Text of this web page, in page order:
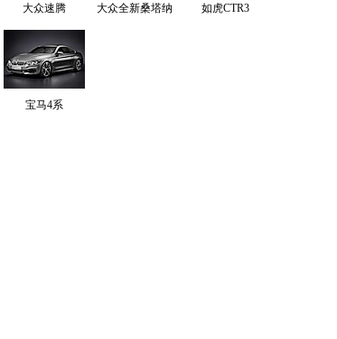
大众速腾 大众全新桑塔纳 如虎CTR3
宝马4系